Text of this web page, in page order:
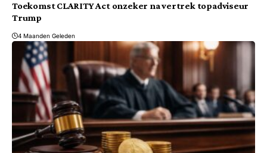
Toekomst CLARITY Act onzeker na vertrek topadviseur
Trump
4 Maanden Geleden